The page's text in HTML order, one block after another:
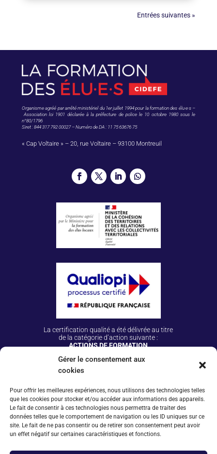
Gérer le consentement aux
cookies
Pour offrir les meilleures expériences, nous utilisons des technologies telles
que les cookies pour stocker et/ou accéder aux informations des appareils.
Le fait de consentir à ces technologies nous permettra de traiter des
données telles que le comportement de navigation ou les ID uniques sur ce
site. Le fait de ne pas consentir ou de retirer son consentement peut avoir
un effet négatif sur certaines caractéristiques et fonctions.
Entrées suivantes »
Organisme agréé par arrêté ministériel du 1er juillet 1994 pour la formation des élu·e·s –
Association loi 1901 déclarée à la préfecture de police le 10 octobre 1980 sous le
n°80/1796
Siret : 844 317 792 00027 – Numéro de DA : 11 75 63676 75
« Cap Voltaire » – 20, rue Voltaire – 93100 Montreuil
La certification qualité a été délivrée au titre
de la catégorie d’action suivante :
ACTIONS DE FORMATION
Plus d’infos
Espace conventionné·e·s
Tarifs 2025
Conditions générales de vente
À propos